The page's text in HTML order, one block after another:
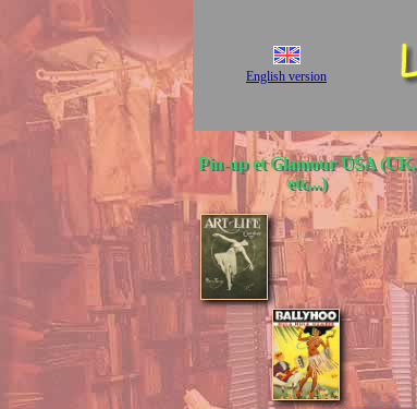
English version
Pin-up et Glamour USA (UK,
etc...)